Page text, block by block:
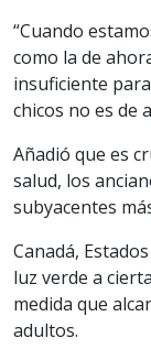
“Cuando
como la de
insuficiente
chicos no es de
Añadió que es
salud, los
subyacentes
Canadá,
luz verde a
medida que
adultos.